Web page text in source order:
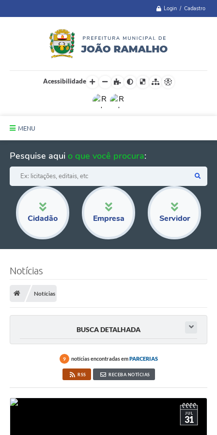
Login / Cadastro
Acessibilidade
MENU
A Cidade
Administração
Telefones Úteis
Educação
Ouvidoria
Pesquise aqui o que você procura:
Cidadão Empresa Servidor
Notícias
Notícias
BUSCA DETALHADA
9 notícias encontradas emPARCERIAS
RSS RECEBA NOTÍCIAS
JUL
31